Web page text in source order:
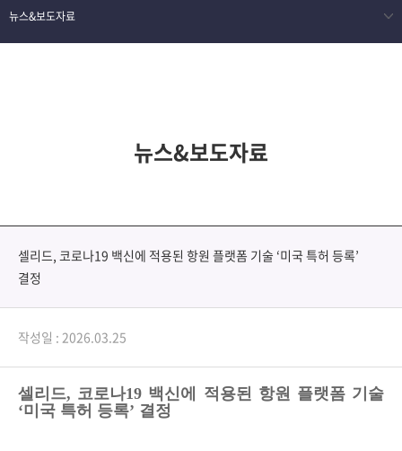
뉴스&보도자료
셀리드, 코로나19 백신에 적용된 항원 플랫폼 기술 ‘미국 특허 등록’
결정
작성일 : 2026.03.25
셀리드, 코로나19 백신에 적용된 항원 플랫폼 기술
‘미국 특허 등록’ 결정